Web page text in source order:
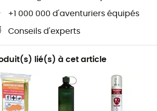
+1 000 000 d'aventuriers équipés
Conseils d'experts
lié(s) à cet article